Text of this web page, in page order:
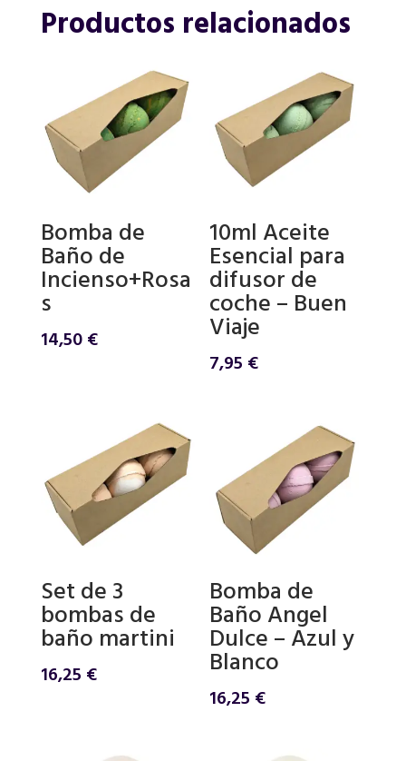
Productos relacionados
Bomba de
Baño de
Incienso+Rosa
s
14,50€
10ml Aceite
Esencial para
difusor de
coche – Buen
Viaje
7,95 €
Set de 3
bombas de
baño martini
16,25 €
Bomba de
Baño Angel
Dulce – Azul y
Blanco
16,25 €